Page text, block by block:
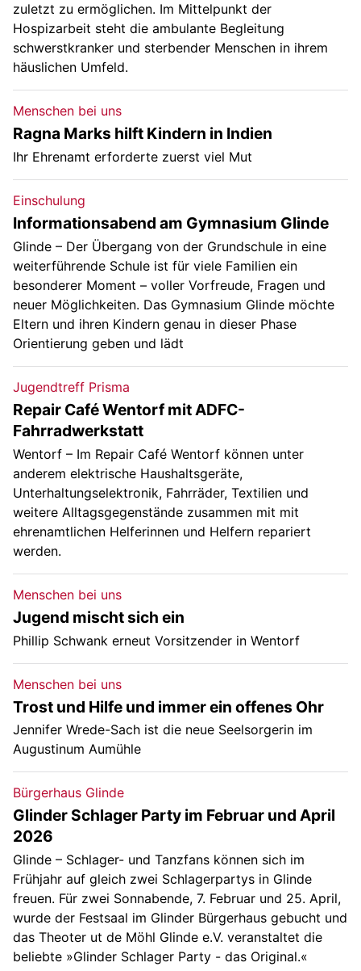
zuletzt zu ermöglichen. Im Mittelpunkt der
Hospizarbeit steht die ambulante Begleitung
schwerstkranker und sterbender Menschen in ihrem
häuslichen Umfeld.
Menschen bei uns
Ragna Marks hilft Kindern in Indien
Ihr Ehrenamt erforderte zuerst viel Mut
Einschulung
Informationsabend am Gymnasium Glinde
Glinde – Der Übergang von der Grundschule in eine
weiterführende Schule ist für viele Familien ein
besonderer Moment – voller Vorfreude, Fragen und
neuer Möglichkeiten. Das Gymnasium Glinde möchte
Eltern und ihren Kindern genau in dieser Phase
Orientierung geben und lädt
Jugendtreff Prisma
Repair Café Wentorf mit ADFC-
Fahrradwerkstatt
Wentorf – Im Repair Café Wentorf können unter
anderem elektrische Haushaltsgeräte,
Unterhaltungselektronik, Fahrräder, Textilien und
weitere Alltagsgegenstände zusammen mit mit
ehrenamtlichen Helferinnen und Helfern repariert
werden.
Menschen bei uns
Jugend mischt sich ein
Phillip Schwank erneut Vorsitzender in Wentorf
Menschen bei uns
Trost und Hilfe und immer ein offenes Ohr
Jennifer Wrede-Sach ist die neue Seelsorgerin im
Augustinum Aumühle
Bürgerhaus Glinde
Glinder Schlager Party im Februar und April
2026
Glinde – Schlager- und Tanzfans können sich im
Frühjahr auf gleich zwei Schlagerpartys in Glinde
freuen. Für zwei Sonnabende, 7. Februar und 25. April,
wurde der Festsaal im Glinder Bürgerhaus gebucht und
das Theoter ut de Möhl Glinde e.V. veranstaltet die
beliebte »Glinder Schlager Party - das Original.«